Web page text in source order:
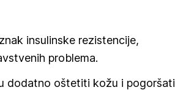
insulinske rezistencije,
problema.
dodatno oštetiti kožu i pogoršati